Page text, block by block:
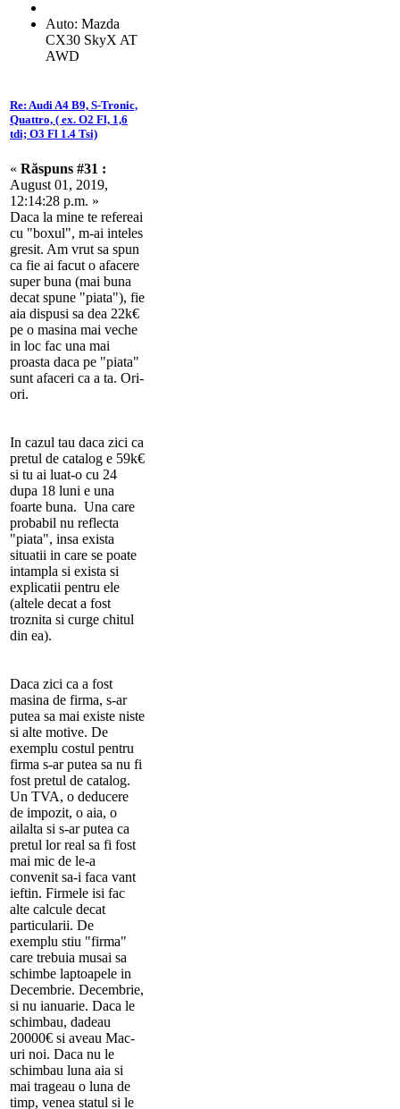
Auto: Mazda
CX30 SkyX AT
AWD
Re: Audi A4 B9, S-Tronic,
Quattro, ( ex. O2 Fl, 1,6
tdi; O3 Fl 1.4 Tsi)
« Răspuns #31 :
August 01, 2019,
12:14:28 p.m. »
Daca la mine te refereai
cu "boxul", m-ai inteles
gresit. Am vrut sa spun
ca fie ai facut o afacere
super buna (mai buna
decat spune "piata"), fie
aia dispusi sa dea 22k€
pe o masina mai veche
in loc fac una mai
proasta daca pe "piata"
sunt afaceri ca a ta. Ori-
ori.
In cazul tau daca zici ca
pretul de catalog e 59k€
si tu ai luat-o cu 24
dupa 18 luni e una
foarte buna. Una care
probabil nu reflecta
"piata", insa exista
situatii in care se poate
intampla si exista si
explicatii pentru ele
(altele decat a fost
troznita si curge chitul
din ea).
Daca zici ca a fost
masina de firma, s-ar
putea sa mai existe niste
si alte motive. De
exemplu costul pentru
firma s-ar putea sa nu fi
fost pretul de catalog.
Un TVA, o deducere
de impozit, o aia, o
ailalta si s-ar putea ca
pretul lor real sa fi fost
mai mic de le-a
convenit sa-i faca vant
ieftin. Firmele isi fac
alte calcule decat
particularii. De
exemplu stiu "firma"
care trebuia musai sa
schimbe laptoapele in
Decembrie. Decembrie,
si nu ianuarie. Daca le
schimbau, dadeau
20000€ si aveau Mac-
uri noi. Daca nu le
schimbau luna aia si
mai trageau o luna de
timp, venea statul si le